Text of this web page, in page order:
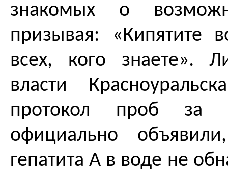
знакомых о
призывая: «Кипятите
всех, кого знаете».
власти
протокол проб
официально
гепатита А в воде не